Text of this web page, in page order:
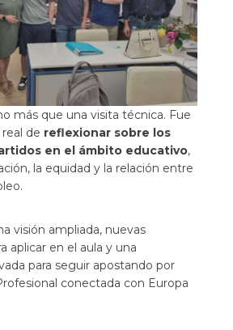
más que una visita técnica. Fue
de reflexionar sobre los
en el ámbito educativo,
la equidad y la relación entre
visión ampliada, nuevas
aplicar en el aula y una
para seguir apostando por
conectada con Europa